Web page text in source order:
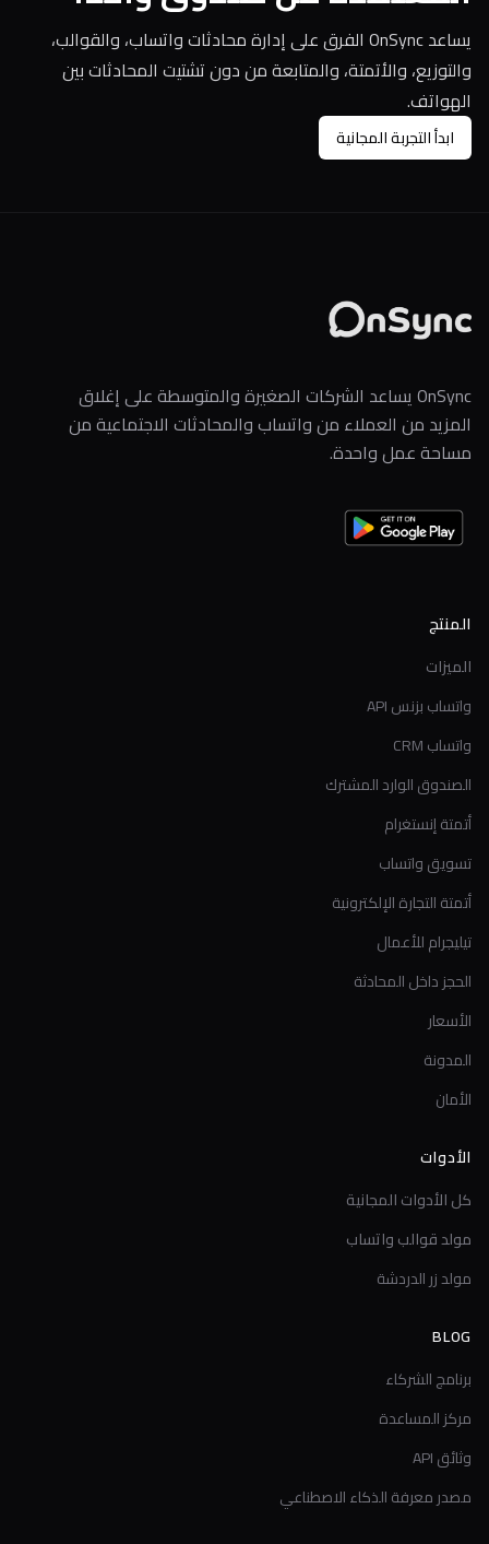
يساعد OnSync الفرق على إدارة محادثات واتساب، والقوالب،
والتوزيع، والأتمتة، والمتابعة من دون تشتيت المحادثات بين
الهواتف.
ابدأ التجربة المجانية
OnSync يساعد الشركات الصغيرة والمتوسطة على إغلاق
المزيد من العملاء من واتساب والمحادثات الاجتماعية من
مساحة عمل واحدة.
المنتج
الميزات
واتساب بزنس API
واتساب CRM
الصندوق الوارد المشترك
أتمتة إنستغرام
تسويق واتساب
أتمتة التجارة الإلكترونية
تيليجرام للأعمال
الحجز داخل المحادثة
الأسعار
المدونة
الأمان
الأدوات
كل الأدوات المجانية
مولد قوالب واتساب
مولد زر الدردشة
BLOG
برنامج الشركاء
مركز المساعدة
وثائق API
مصدر معرفة الذكاء الاصطناعي